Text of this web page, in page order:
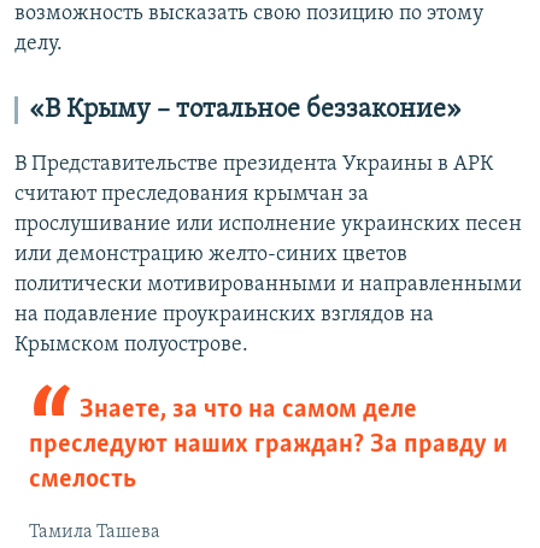
возможность высказать свою позицию по этому
делу.
«В Крыму – тотальное беззаконие»
В Представительстве президента Украины в АРК
считают преследования крымчан за
прослушивание или исполнение украинских песен
или демонстрацию желто-синих цветов
политически мотивированными и направленными
на подавление проукраинских взглядов на
Крымском полуострове.
Знаете, за что на самом деле
преследуют наших граждан? За правду и
смелость
Тамила Ташева